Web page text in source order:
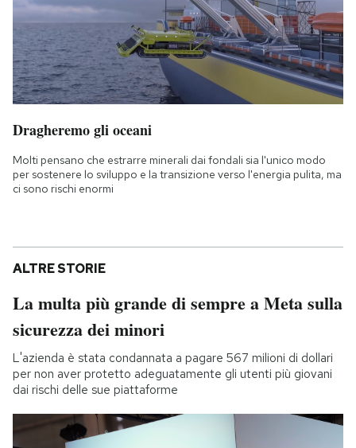
Dragheremo gli oceani
Molti pensano che estrarre minerali dai fondali sia l'unico modo
per sostenere lo sviluppo e la transizione verso l'energia pulita, ma
ci sono rischi enormi
ALTRE STORIE
La multa più grande di sempre a Meta sulla
sicurezza dei minori
L'azienda è stata condannata a pagare 567 milioni di dollari
per non aver protetto adeguatamente gli utenti più giovani
dai rischi delle sue piattaforme